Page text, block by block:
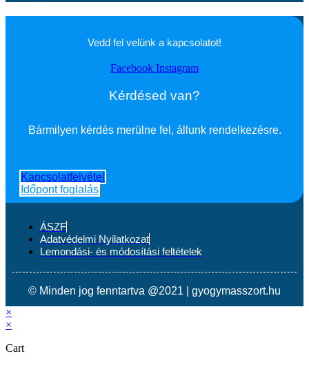
Vedd fel velünk a kapcsolatot!
Facebook Instagram
Kérdésed van?
Bármilyen kérdés merülne fel, állunk rendelkezésre.
Kapcsolatfelvétel
Időpont foglalás
ÁSZF
Adatvédelmi Nyilatkozat
Lemondási- és módosítási feltételek
© Minden jog fenntartva @2021 | gyogymasszort.hu
×
×
Cart